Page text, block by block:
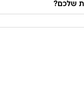
שלכם?